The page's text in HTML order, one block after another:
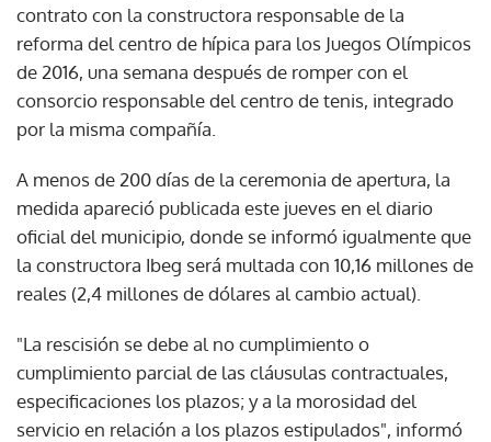
contrato con la constructora responsable de la
reforma del centro de hípica para los Juegos Olímpicos
de 2016, una semana después de romper con el
consorcio responsable del centro de tenis, integrado
por la misma compañía.
A menos de 200 días de la ceremonia de apertura, la
medida apareció publicada este jueves en el diario
oficial del municipio, donde se informó igualmente que
la constructora Ibeg será multada con 10,16 millones de
reales (2,4 millones de dólares al cambio actual).
"La rescisión se debe al no cumplimiento o
cumplimiento parcial de las cláusulas contractuales,
especificaciones los plazos; y a la morosidad del
servicio en relación a los plazos estipulados", informó